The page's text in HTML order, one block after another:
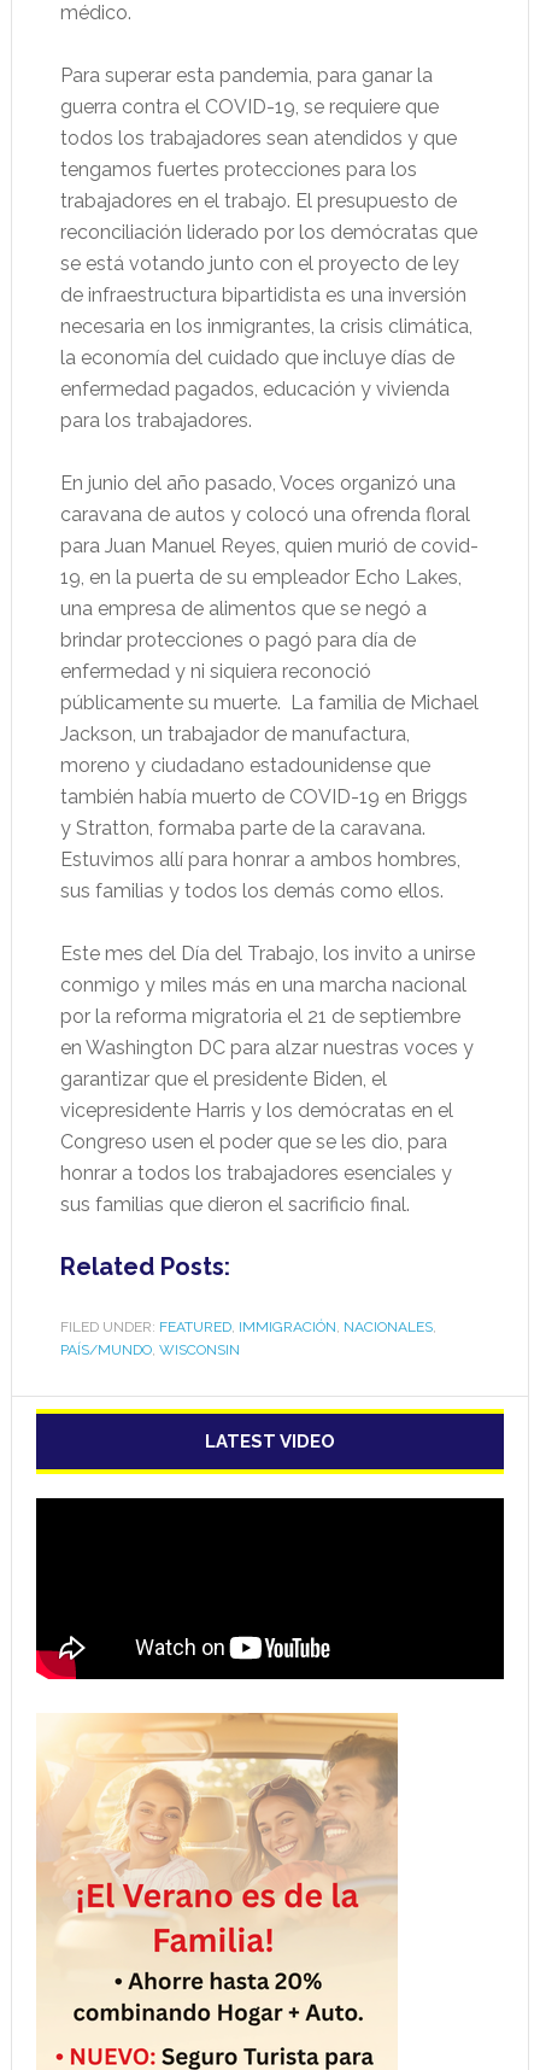
médico.
Para superar esta pandemia, para ganar la
guerra contra el COVID-19, se requiere que
todos los trabajadores sean atendidos y que
tengamos fuertes protecciones para los
trabajadores en el trabajo. El presupuesto de
reconciliación liderado por los demócratas que
se está votando junto con el proyecto de ley
de infraestructura bipartidista es una inversión
necesaria en los inmigrantes, la crisis climática,
la economía del cuidado que incluye días de
enfermedad pagados, educación y vivienda
para los trabajadores.
En junio del año pasado, Voces organizó una
caravana de autos y colocó una ofrenda floral
para Juan Manuel Reyes, quien murió de covid-
19, en la puerta de su empleador Echo Lakes,
una empresa de alimentos que se negó a
brindar protecciones o pagó para día de
enfermedad y ni siquiera reconoció
públicamente su muerte. La familia de Michael
Jackson, un trabajador de manufactura,
moreno y ciudadano estadounidense que
también había muerto de COVID-19 en Briggs
y Stratton, formaba parte de la caravana.
Estuvimos allí para honrar a ambos hombres,
sus familias y todos los demás como ellos.
Este mes del Día del Trabajo, los invito a unirse
conmigo y miles más en una marcha nacional
por la reforma migratoria el 21 de septiembre
en Washington DC para alzar nuestras voces y
garantizar que el presidente Biden, el
vicepresidente Harris y los demócratas en el
Congreso usen el poder que se les dio, para
honrar a todos los trabajadores esenciales y
sus familias que dieron el sacrificio final.
Related Posts:
FILED UNDER: FEATURED, IMMIGRACIÓN, NACIONALES,
PAÍS/MUNDO, WISCONSIN
LATEST VIDEO